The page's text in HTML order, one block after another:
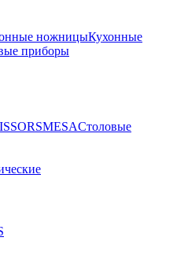
ножницыКухонные
приборы
MESAСтоловые